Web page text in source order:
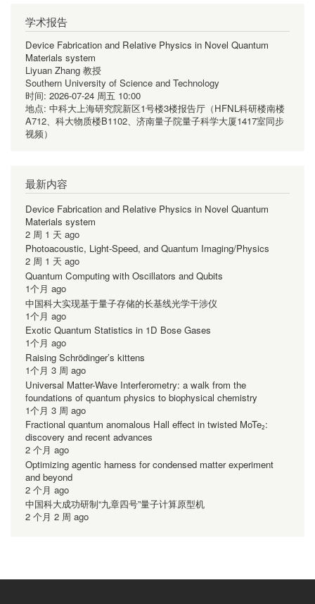
学术报告
Device Fabrication and Relative Physics in Novel Quantum
Materials system
Liyuan Zhang 教授
Southern University of Science and Technology
时间: 2026-07-24 周五 10:00
地点: 中科大上海研究院新区1号楼3楼报告厅（HFNL科研楼南楼
A712、科大物质楼B1102、济南量子院量子科学大厦1417室同步
视频）
最新内容
Device Fabrication and Relative Physics in Novel Quantum
Materials system
2 周 1 天 ago
Photoacoustic, Light-Speed, and Quantum Imaging/Physics
2 周 1 天 ago
Quantum Computing with Oscillators and Qubits
1个月 ago
中国科大实现基于量子存储的长基线光学干涉仪
1个月 ago
Exotic Quantum Statistics in 1D Bose Gases
1个月 ago
Raising Schrödinger’s kittens
1个月 3 周 ago
Universal Matter-Wave Interferometry: a walk from the
foundations of quantum physics to biophysical chemistry
1个月 3 周 ago
Fractional quantum anomalous Hall effect in twisted MoTe₂:
discovery and recent advances
2 个月 ago
Optimizing agentic harness for condensed matter experiment
and beyond
2 个月 ago
中国科大成功研制“九章四号”量子计算原型机
2 个月 2 周 ago